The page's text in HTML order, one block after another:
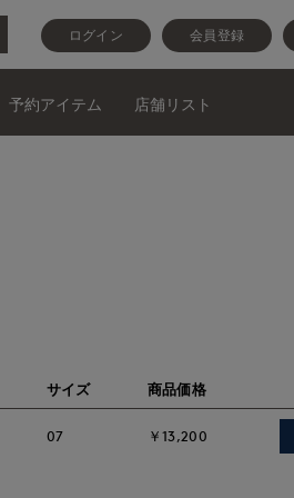
ログイン 会員登録
予約アイテム 店舗リスト
サイズ 商品価格
07 ￥13,200